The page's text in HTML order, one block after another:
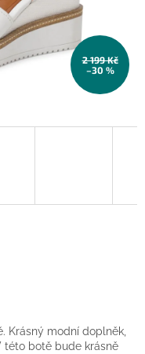
2 199 Kč
–30 %
Krásný modní doplněk,
této botě bude krásně